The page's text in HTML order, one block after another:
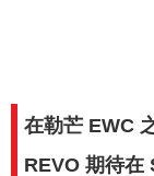
在勒芒 EWC
REVO 期待在